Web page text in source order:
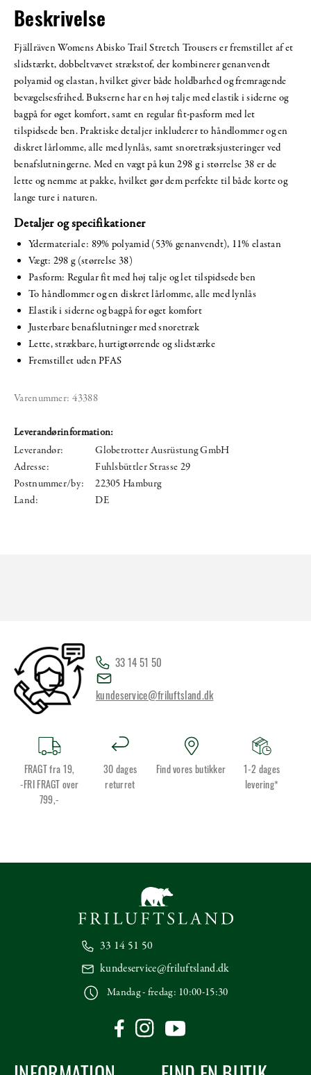
Beskrivelse
Fjällräven Womens Abisko Trail Stretch Trousers er fremstillet af et
slidstærkt, dobbeltvævet strækstof, der kombinerer genanvendt
polyamid og elastan, hvilket giver både holdbarhed og fremragende
bevægelsesfrihed. Bukserne har en høj talje med elastik i siderne og
bagpå for øget komfort, samt en regular fit-pasform med let
tilspidsede ben. Praktiske detaljer inkluderer to håndlommer og en
diskret lårlomme, alle med lynlås, samt snoretræksjusteringer ved
benafslutningerne. Med en vægt på kun 298 g i størrelse 38 er de
lette og nemme at pakke, hvilket gør dem perfekte til både korte og
lange ture i naturen.
Detaljer og specifikationer
Ydermateriale: 89% polyamid (53% genanvendt), 11% elastan
Vægt: 298 g (størrelse 38)
Pasform: Regular fit med høj talje og let tilspidsede ben
To håndlommer og en diskret lårlomme, alle med lynlås
Elastik i siderne og bagpå for øget komfort
Justerbare benafslutninger med snoretræk
Lette, strækbare, hurtigtørrende og slidstærke
Fremstillet uden PFAS
Varenummer: 43388
Leverandørinformation:
Leverandør:
Globetrotter Ausrüstung GmbH
Adresse:
Fuhlsbüttler Strasse 29
Postnummer/by:
22305 Hamburg
Land:
DE
33 14 51 50
kundeservice@friluftsland.dk
FRAGT fra 19,
-FRI FRAGT over
799,-
30 dages
returret
Find vores butikker
1-2 dages
levering*
33 14 51 50
kundeservice@friluftsland.dk
Mandag - fredag: 10:00-15:30